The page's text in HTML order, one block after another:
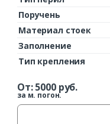
Поручень
Материал стоек
Заполнение
Тип крепления
От:5000руб.
за м. погон.